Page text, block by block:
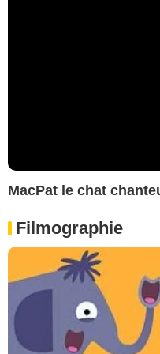
MacPat le chat
Filmographie